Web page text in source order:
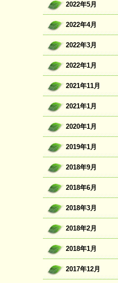
2022年5月
2022年4月
2022年3月
2022年1月
2021年11月
2021年1月
2020年1月
2019年1月
2018年9月
2018年6月
2018年3月
2018年2月
2018年1月
2017年12月